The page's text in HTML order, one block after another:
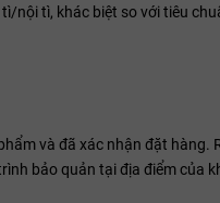
nội tì, khác biệt so với tiêu
và đã xác nhận đặt
bảo quản tại địa điểm của